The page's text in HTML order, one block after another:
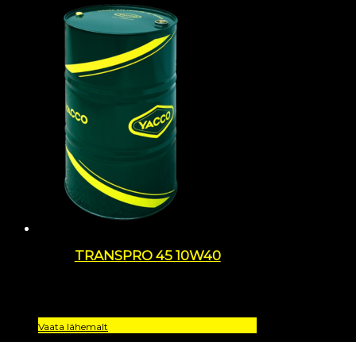
TRANSPRO 45 10W40
Vaata lähemalt